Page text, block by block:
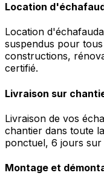
Location
Location
suspendus pour
constructions,
certifié.
Livraison sur
Livraison de vos
chantier dans toute
ponctuel, 6 jours sur
Montage et